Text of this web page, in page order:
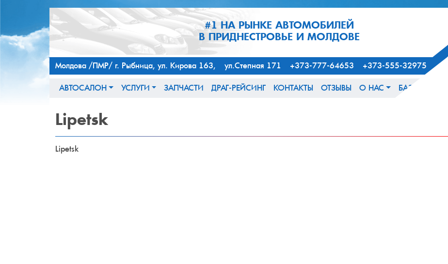
#1 НА РЫНКЕ АВТОМОБИЛЕЙ
В ПРИДНЕСТРОВЬЕ И МОЛДОВЕ
Молдова /ПМР/ г. Рыбница, ул. Кирова 163, ул.Степная 171 +373-777-64653 +373-555-32975
АВТОСАЛОН УСЛУГИ ЗАПЧАСТИ ДРАГ-РЕЙСИНГ КОНТАКТЫ ОТЗЫВЫ О НАС БАЗА ЗНАНИЙ
Lipetsk
Lipetsk